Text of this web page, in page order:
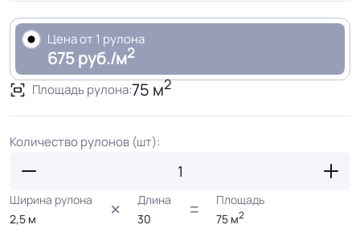
Цена от 1 рулона
675 руб./м2
Площадь рулона:75 м2
Количество рулонов (шт):
Ширина рулона
2,5 м
Длина
30
Площадь
75 м2